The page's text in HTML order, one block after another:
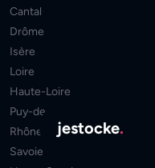
Cantal
Drôme
Isère
Loire
Haute-Loire
Puy-de-Dôme
Rhône
Savoie
jestocke.